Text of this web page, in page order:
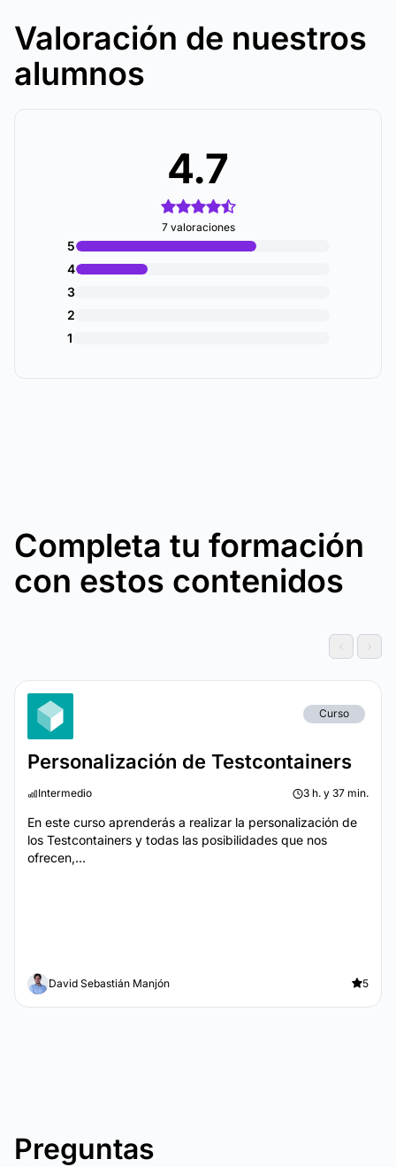
Valoración de nuestros
alumnos
4.7
7 valoraciones
5
4
3
2
1
Completa tu formación
con estos contenidos
Curso
Personalización de Testcontainers
Intermedio 3 h. y 37 min.
En este curso aprenderás a realizar la personalización de
los Testcontainers y todas las posibilidades que nos
ofrecen,...
David Sebastián Manjón 5
Preguntas